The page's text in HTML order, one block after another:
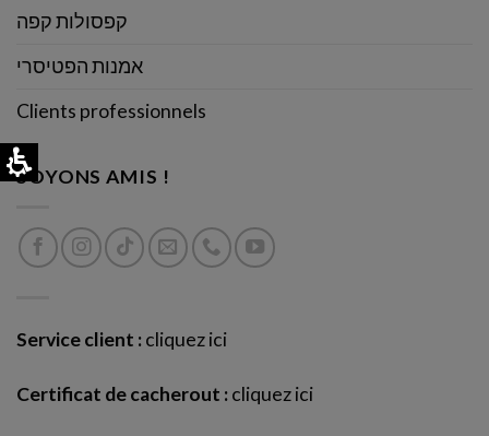
קפסולות קפה
אמנות הפטיסרי
Clients professionnels
SOYONS AMIS !
Service client :cliquez ici
Certificat de cacherout :cliquez ici